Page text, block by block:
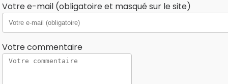
Votre e-mail (obligatoire et masqué sur le site)
Votre commentaire